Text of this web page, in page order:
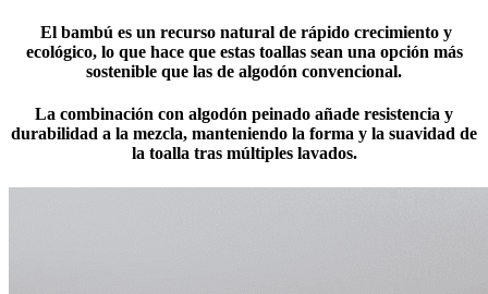
El bambú es un recurso natural de rápido crecimiento y
ecológico, lo que hace que estas toallas sean una opción más
sostenible que las de algodón convencional.
La combinación con algodón peinado añade resistencia y
durabilidad a la mezcla, manteniendo la forma y la suavidad de
la toalla tras múltiples lavados.